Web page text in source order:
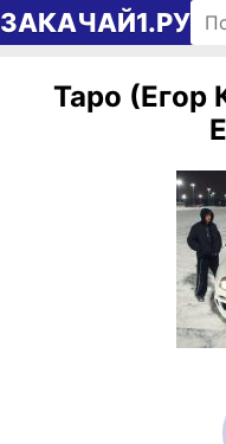
Перейти к
ЗАКАЧАЙ1.РУ
Таро (Егор